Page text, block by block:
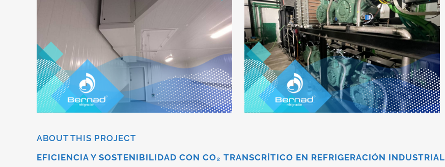
ABOUT THIS PROJECT
EFICIENCIA Y SOSTENIBILIDAD CON CO₂ TRANSCRÍTICO EN REFRIGERACIÓN INDUSTRIAL